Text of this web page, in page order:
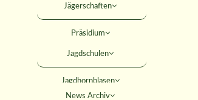
Jägerschaften
Präsidium
JAGD & NATUR
Jagdschulen
Jagdhornblasen
SERVICE
News Archiv
AKTIVITÄTEN